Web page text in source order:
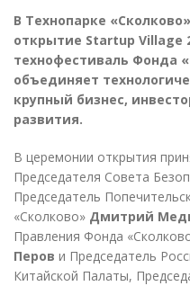
В Технопарке
открытие Startup Village
технофестиваль Фонда
объединяет
крупный бизнес,
развития.
В церемонии открытия
Председателя Совета
Председатель
«Сколково» Дмитрий
Правления Фонда
Перов и Председатель
Китайской Палаты,